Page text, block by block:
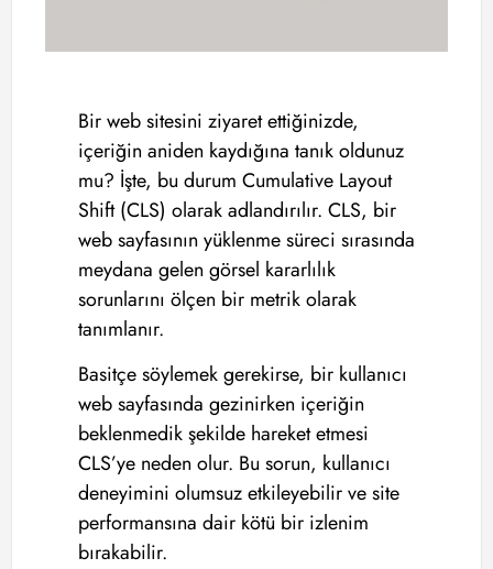
Bir web sitesini ziyaret ettiğinizde,
içeriğin aniden kaydığına tanık oldunuz
mu? İşte, bu durum Cumulative Layout
Shift (CLS) olarak adlandırılır. CLS, bir
web sayfasının yüklenme süreci sırasında
meydana gelen görsel kararlılık
sorunlarını ölçen bir metrik olarak
tanımlanır.
Basitçe söylemek gerekirse, bir kullanıcı
web sayfasında gezinirken içeriğin
beklenmedik şekilde hareket etmesi
CLS’ye neden olur. Bu sorun, kullanıcı
deneyimini olumsuz etkileyebilir ve site
performansına dair kötü bir izlenim
bırakabilir.